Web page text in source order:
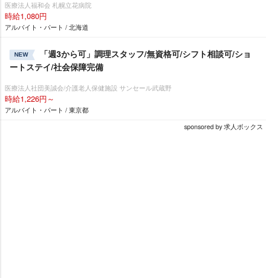
医療法人福和会 札幌立花病院
時給1,080円
アルバイト・パート / 北海道
NEW
「週3から可」調理スタッフ/無資格可/シフト相談可/ショ
ートステイ/社会保障完備
医療法人社団美誠会/介護老人保健施設 サンセール武蔵野
時給1,226円～
アルバイト・パート / 東京都
sponsored by 求人ボックス